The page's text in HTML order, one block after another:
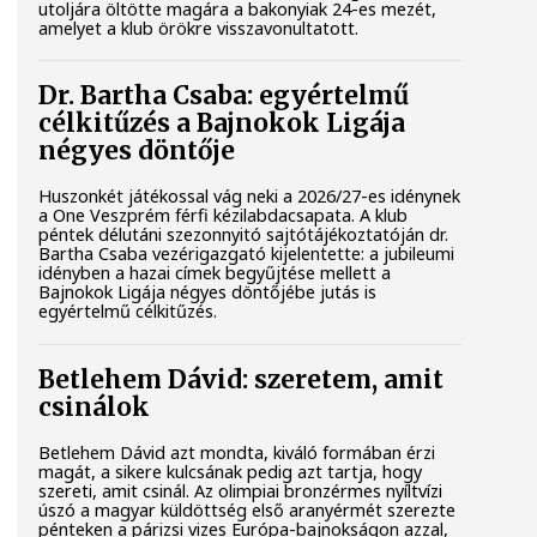
utoljára öltötte magára a bakonyiak 24-es mezét,
amelyet a klub örökre visszavonultatott.
Dr. Bartha Csaba: egyértelmű
célkitűzés a Bajnokok Ligája
négyes döntője
Huszonkét játékossal vág neki a 2026/27-es idénynek
a One Veszprém férfi kézilabdacsapata. A klub
péntek délutáni szezonnyitó sajtótájékoztatóján dr.
Bartha Csaba vezérigazgató kijelentette: a jubileumi
idényben a hazai címek begyűjtése mellett a
Bajnokok Ligája négyes döntőjébe jutás is
egyértelmű célkitűzés.
Betlehem Dávid: szeretem, amit
csinálok
Betlehem Dávid azt mondta, kiváló formában érzi
magát, a sikere kulcsának pedig azt tartja, hogy
szereti, amit csinál. Az olimpiai bronzérmes nyíltvízi
úszó a magyar küldöttség első aranyérmét szerezte
pénteken a párizsi vizes Európa-bajnokságon azzal,